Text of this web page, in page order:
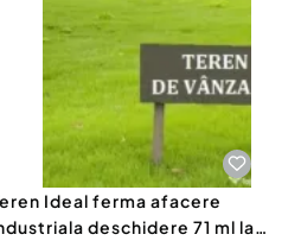
Ideal ferma afacere
deschidere 71 ml la